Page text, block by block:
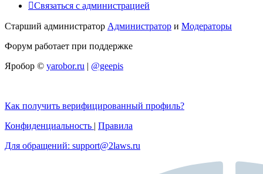
Связаться с администрацией
Старший администратор Администратор и Модераторы
Форум работает при поддержке
Яробор © yarobor.ru | @geepis
Как получить верифицированный профиль?
Конфиденциальность | Правила
Для обращений: support@2laws.ru